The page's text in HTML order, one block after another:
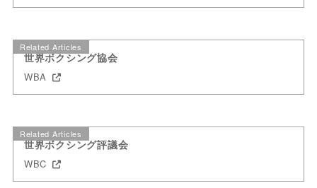
Related Articles
世界ボクシング協会
WBA
Related Articles
世界ボクシング評議会
WBC